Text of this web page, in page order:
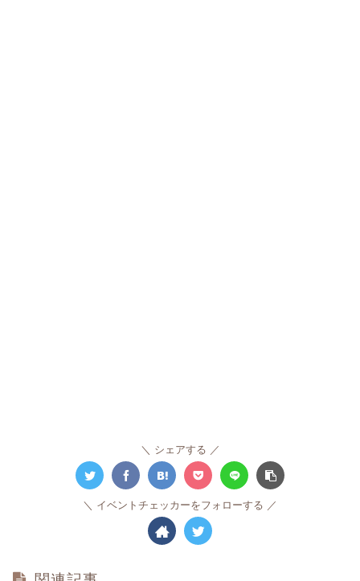
シェアする
イベントチェッカーをフォローする